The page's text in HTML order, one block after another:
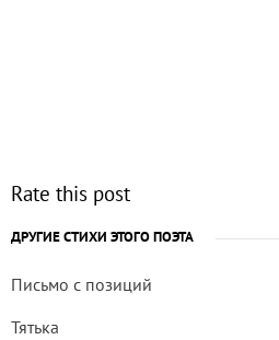
Rate this post
ДРУГИЕ СТИХИ ЭТОГО ПОЭТА
Письмо с позиций
Тятька